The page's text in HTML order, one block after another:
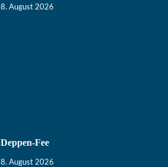
8. August 2026
Deppen-Fee
8. August 2026